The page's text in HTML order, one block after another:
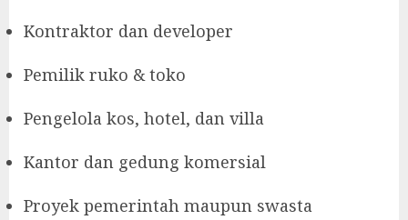
Kontraktor dan developer
Pemilik ruko & toko
Pengelola kos, hotel, dan villa
Kantor dan gedung komersial
Proyek pemerintah maupun swasta